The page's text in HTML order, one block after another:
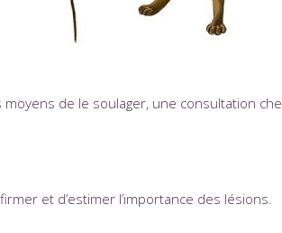
de le soulager, une consultation
et d’estimer l’importance des lésions.